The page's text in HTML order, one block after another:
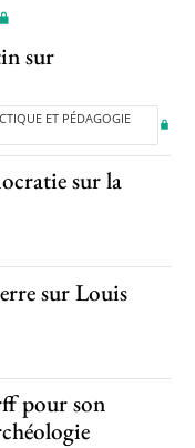
sur
ET PÉDAGOGIE
sur la
sur Louis
pour son